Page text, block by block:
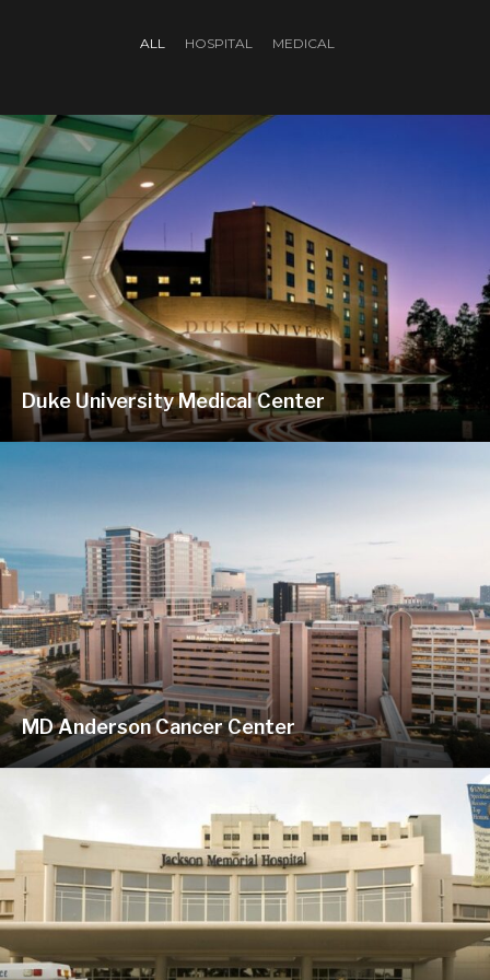
ALL HOSPITAL MEDICAL
Duke University Medical Center
MD Anderson Cancer Center